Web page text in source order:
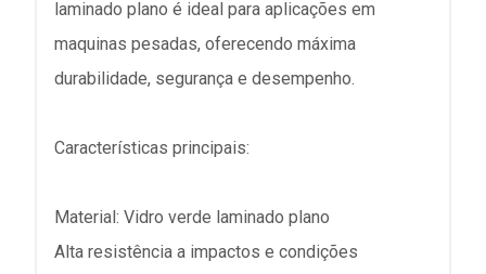
laminado plano é ideal para aplicações em
maquinas pesadas, oferecendo máxima
durabilidade, segurança e desempenho.
Características principais:
Material: Vidro verde laminado plano
Alta resistência a impactos e condições